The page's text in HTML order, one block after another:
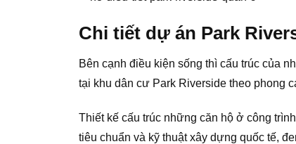
Chi tiết dự án Park
Bên cạnh điều kiện sống thì cấu trúc của
tại khu dân cư Park Riverside theo phong
Thiết kế cấu trúc những căn hộ ở công
tiêu chuẩn và kỹ thuật xây dựng quốc tế,